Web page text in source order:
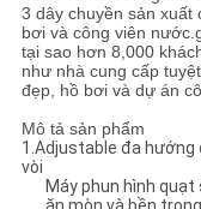
PRIVACY
POLICY
3 dây chuyền sản xuất
bơi và công viên
tại sao hơn 8,000
như nhà cung cấp
đẹp, hồ bơi và dự án
Mô tả sản phẩm
1.Adjustable đa hướng
vòi
Máy phun hình